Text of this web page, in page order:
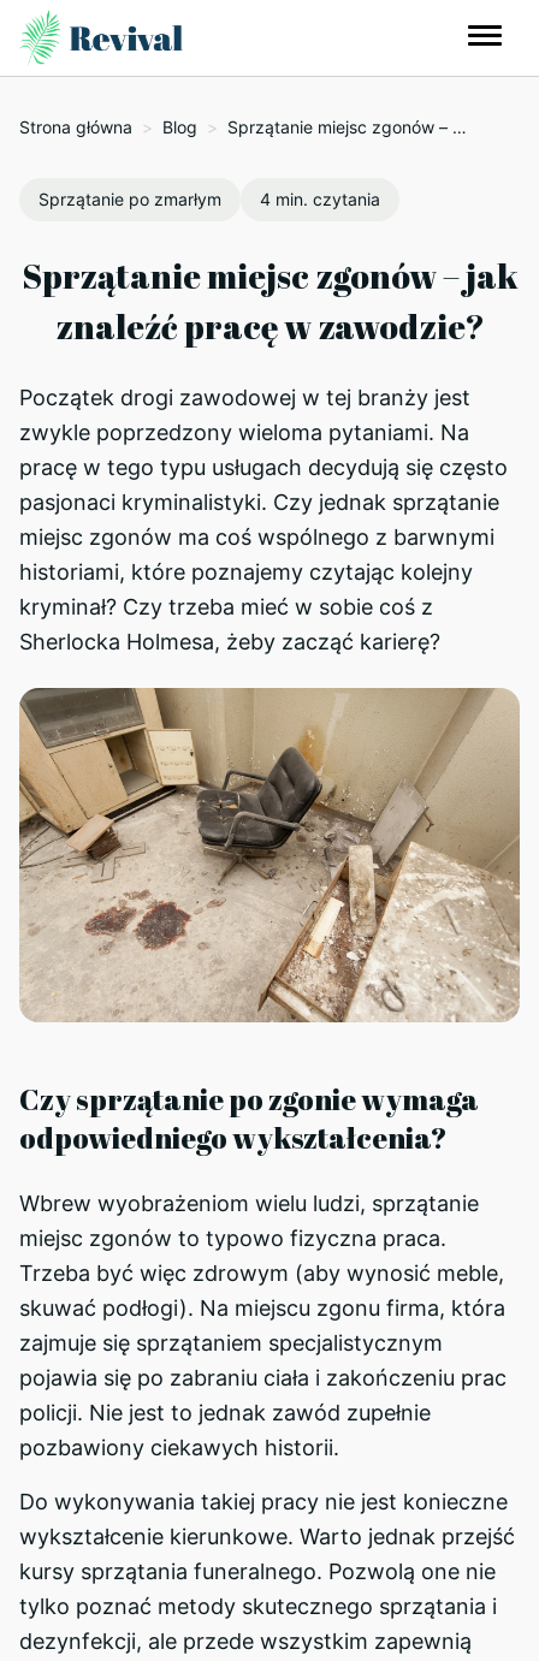
Strona główna > Blog > Sprzątanie miejsc zgonów – jak znaleźć pracę w zawodzie?
Sprzątanie po zmarłym 4 min. czytania
Sprzątanie miejsc zgonów – jak
znaleźć pracę w zawodzie?
Początek drogi zawodowej w tej branży jest
zwykle poprzedzony wieloma pytaniami. Na
pracę w tego typu usługach decydują się często
pasjonaci kryminalistyki. Czy jednak sprzątanie
miejsc zgonów ma coś wspólnego z barwnymi
historiami, które poznajemy czytając kolejny
kryminał? Czy trzeba mieć w sobie coś z
Sherlocka Holmesa, żeby zacząć karierę?
Czy sprzątanie po zgonie wymaga
odpowiedniego wykształcenia?
Wbrew wyobrażeniom wielu ludzi, sprzątanie
miejsc zgonów to typowo fizyczna praca.
Trzeba być więc zdrowym (aby wynosić meble,
skuwać podłogi). Na miejscu zgonu firma, która
zajmuje się sprzątaniem specjalistycznym
pojawia się po zabraniu ciała i zakończeniu prac
policji. Nie jest to jednak zawód zupełnie
pozbawiony ciekawych historii.
Do wykonywania takiej pracy nie jest konieczne
wykształcenie kierunkowe. Warto jednak przejść
kursy sprzątania funeralnego. Pozwolą one nie
tylko poznać metody skutecznego sprzątania i
dezynfekcji, ale przede wszystkim zapewnią